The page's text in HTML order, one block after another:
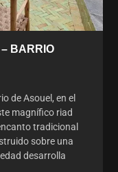
BARRIO
de Asouel, en el
magnífico riad
tradicional
sobre una
desarrolla